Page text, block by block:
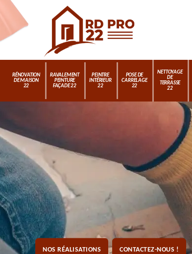
RÉNOVATION
DE MAISON
22
RAVALEMENT
PEINTURE
FAÇADE 22
PEINTRE
INTÉRIEUR
22
POSE DE
CARRELAGE
22
NETTOYAGE
DE
TERRASSE
22
NOS RÉALISATIONS CONTACTEZ-NOUS !